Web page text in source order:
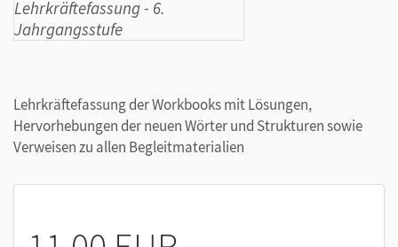
Lehrkräftefassung der Workbooks mit Lösungen,
Hervorhebungen der neuen Wörter und Strukturen sowie
Verweisen zu allen Begleitmaterialien